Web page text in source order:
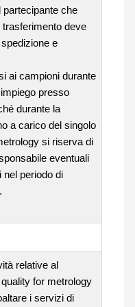
che
deve
e
ai campioni durante
presso
durante la
a carico del singolo
si riserva di
eventuali
periodo di
relative al
for metrology
i servizi di